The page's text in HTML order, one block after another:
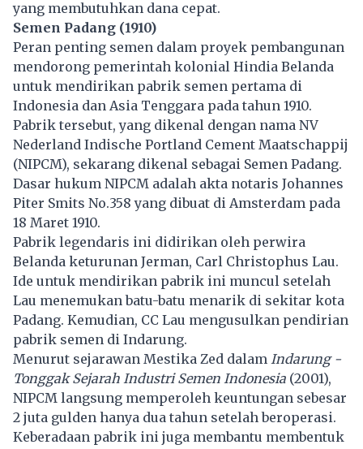
yang membutuhkan dana cepat.
Semen Padang (1910)
Peran penting semen dalam proyek pembangunan
mendorong pemerintah kolonial Hindia Belanda
untuk mendirikan pabrik semen pertama di
Indonesia dan Asia Tenggara pada tahun 1910.
Pabrik tersebut, yang dikenal dengan nama NV
Nederland Indische Portland Cement Maatschappij
(NIPCM), sekarang dikenal sebagai Semen Padang.
Dasar hukum NIPCM adalah akta notaris Johannes
Piter Smits No.358 yang dibuat di Amsterdam pada
18 Maret 1910.
Pabrik legendaris ini didirikan oleh perwira
Belanda keturunan Jerman, Carl Christophus Lau.
Ide untuk mendirikan pabrik ini muncul setelah
Lau menemukan batu-batu menarik di sekitar kota
Padang. Kemudian, CC Lau mengusulkan pendirian
pabrik semen di Indarung.
Menurut sejarawan Mestika Zed dalam Indarung -
Tonggak Sejarah Industri Semen Indonesia (2001),
NIPCM langsung memperoleh keuntungan sebesar
2 juta gulden hanya dua tahun setelah beroperasi.
Keberadaan pabrik ini juga membantu membentuk